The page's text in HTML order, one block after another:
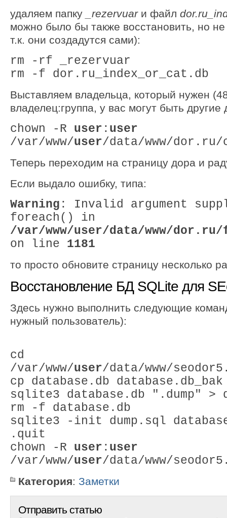
удаляем папку _rezervuarи файл
можно было бы также восстановить, но не
т.к. они создадутся сами):
rm -rf _rezervuar
rm -f dor.ru_index_or_cat.db
Выставляем владельца, который нужен
владелец:группа, у вас могут быть
chown -R user : user
/var/www/user/data/www/dor.ru/
Теперь переходим на страницу дора и
Если выдало ошибку, типа:
Warning : Invalid argument
foreach() in
/var/www/user/data/www/
on line 1181
то просто обновите страницу несколько
Восстановление БД SQLite для
Здесь нужно выполнить следующие
нужный пользователь):
cd
/var/www/user/data/www/
cp database.db database.db_bak
sqlite3 database.db ".dump" >
rm -f database.db
sqlite3 -init dump.sql
.quit
chown -R user : user
/var/www/user/data/www/
Категория: Заметки
Отправить статью